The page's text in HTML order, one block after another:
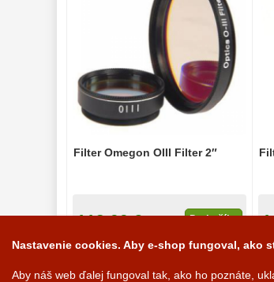
Filter Omegon OIII Filter 2″
113,00 € Do košíka
Nastavenie cookies. Aby e-shop fungoval, ako
Aby náš web ďalej fungoval tak, ako ho poznáte,